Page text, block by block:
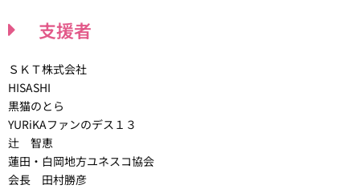
支援者
ＳＫＴ株式会社
HISASHI
黒猫のとら
YURiKAファンのデス１３
辻 智恵
蓮田・白岡地方ユネスコ協会
会長 田村勝彦